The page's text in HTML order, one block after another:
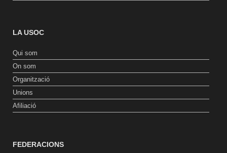
LA USOC
Qui som
On som
Organització
Unions
Afiliació
FEDERACIONS